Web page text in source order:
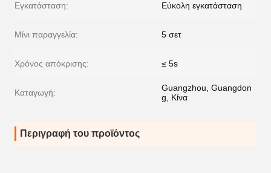
Εγκατάσταση: Εύκολη εγκατάσταση
Μίνι παραγγελία: 5 σετ
Χρόνος απόκρισης: ≤ 5s
Καταγωγή:
Guangzhou, Guangdon
g, Κίνα
Περιγραφή του προϊόντος